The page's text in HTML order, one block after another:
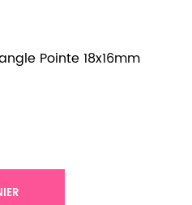
Pointe 18x16mm